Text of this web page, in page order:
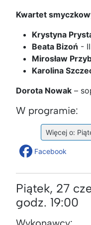
Kwartet
Krystyna
Beata Bizoń -
Mirosław
Karolina
Dorota Nowak –
W programie:
Więcej o:
Facebook
Piątek, 27
godz. 19:00